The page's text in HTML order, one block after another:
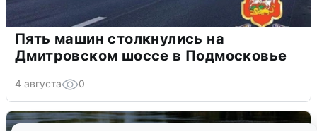
Пять машин столкнулись на
Дмитровском шоссе в Подмосковье
4 августа 0